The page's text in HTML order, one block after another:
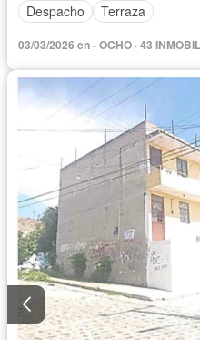
Despacho
Terraza
03/03/2026 en - OCHO · 43